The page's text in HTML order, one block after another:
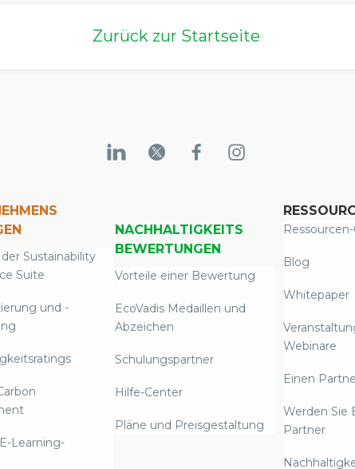
Zurück zur Startseite
Sustainability
Suite
und -
Learning-
NACHHALTIGKEITS
BEWERTUNGEN
Vorteile einer Bewertung
EcoVadis Medaillen und
Abzeichen
Schulungspartner
Hilfe-Center
Pläne und Preisgestaltung
Blog
Whitepaper
Webinare
Einen
Werden Sie
Partner